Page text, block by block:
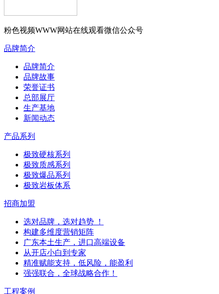
粉色视频WWW网站在线观看微信公众号
品牌简介
品牌简介
品牌故事
荣誉证书
总部展厅
生产基地
新闻动态
产品系列
极致硬核系列
极致质感系列
极致爆品系列
极致岩板体系
招商加盟
选对品牌，选对趋势 ！
构建多维度营销矩阵
广东本土生产，进口高端设备
从开店小白到专家
精准赋能支持，低风险，能盈利
强强联合，全球战略合作！
工程案例